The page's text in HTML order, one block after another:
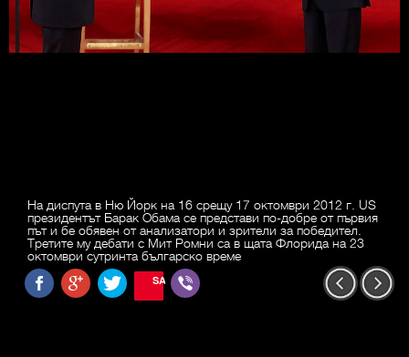
На диспута в Ню Йорк на 16 срещу 17 октомври 2012 г. US
президентът Барак Обама се представи по-добре от първия
път и бе обявен от анализатори и зрители за победител.
Третите му дебати с Мит Ромни са в щата Флорида на 23
октомври сутринта българско време
SAVE